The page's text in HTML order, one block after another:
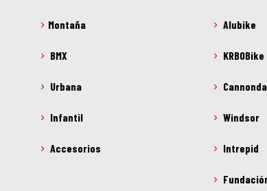
Montaña
BMX
Urbana
Infantil
Accesorios
Alubike
KRBOBike
Windsor
Intrepid